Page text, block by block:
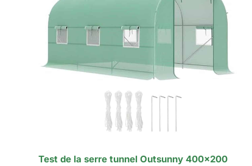
Test de la serre tunnel Outsunny 400×200